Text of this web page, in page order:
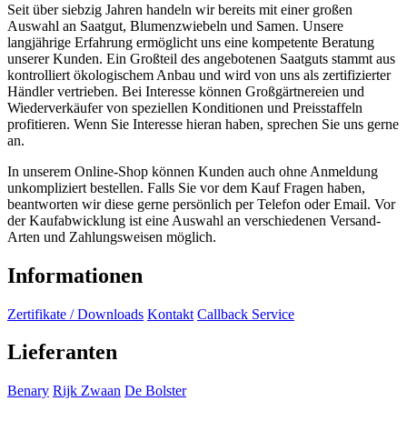
Seit über siebzig Jahren handeln wir bereits mit einer großen
Auswahl an Saatgut, Blumenzwiebeln und Samen. Unsere
langjährige Erfahrung ermöglicht uns eine kompetente Beratung
unserer Kunden. Ein Großteil des angebotenen Saatguts stammt aus
kontrolliert ökologischem Anbau und wird von uns als zertifizierter
Händler vertrieben. Bei Interesse können Großgärtnereien und
Wiederverkäufer von speziellen Konditionen und Preisstaffeln
profitieren. Wenn Sie Interesse hieran haben, sprechen Sie uns gerne
an.
In unserem Online-Shop können Kunden auch ohne Anmeldung
unkompliziert bestellen. Falls Sie vor dem Kauf Fragen haben,
beantworten wir diese gerne persönlich per Telefon oder Email. Vor
der Kaufabwicklung ist eine Auswahl an verschiedenen Versand-
Arten und Zahlungsweisen möglich.
Informationen
Zertifikate / Downloads Kontakt Callback Service
Lieferanten
Benary Rijk Zwaan De Bolster